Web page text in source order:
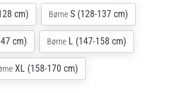
cm) Børne S (128-137 cm)
cm) Børne L (147-158 cm)
XL (158-170 cm)